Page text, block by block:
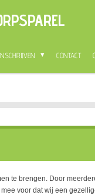
CONTACT
te brengen. Door
voor dat wij een